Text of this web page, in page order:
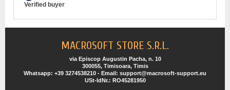
Verified buyer
MACROSOFT STORE S.R.L.
via Episcop Augustin Pacha, n. 10
300055, Timisoara, Timis
Whatsapp: +39 3274538210 - Email: support@macrosoft-support.eu
USt-IdNr.: RO45281950